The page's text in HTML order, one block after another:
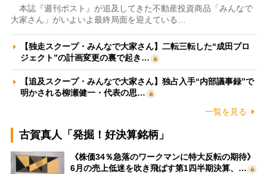
本誌『週刊ポスト』が追及してきた不動産投資商品「みんなで
大家さん」がいよいよ最終局面を迎えている…
【独走スクープ・みんなで大家さん】二転三転した“成田プロ
ジェクト”の計画変更の裏で起き…
【追及スクープ・みんなで大家さん】独占入手“内部議事録”で
明かされる柳瀬健一・代表の思…
一覧を見る
古賀真人「発掘！好決算銘柄」
《株価34％急落のワークマンに特大反転の期待》
6月の売上低迷を吹き飛ばす第1四半期決算、…